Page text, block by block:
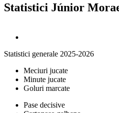
Statistici Júnior
Statistici generale 2025-2026
Meciuri jucate
Minute jucate
Goluri marcate
Pase decisive